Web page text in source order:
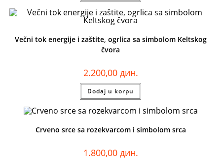
Večni tok energije i zaštite, ogrlica sa simbolom Keltskog
čvora
2.200,00 дин.
Dodaj u korpu
Crveno srce sa rozekvarcom i simbolom srca
1.800,00 дин.